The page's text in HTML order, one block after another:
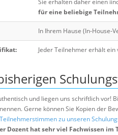
Sie erhalten daher einen
für eine beliebige
In Ihrem Hause (In-House-
Jeder Teilnehmer erhält ein
und liegen uns schriftlich vor!
Gerne können Sie Kopien der
zu unseren
Dozent hat sehr viel Fachwissen